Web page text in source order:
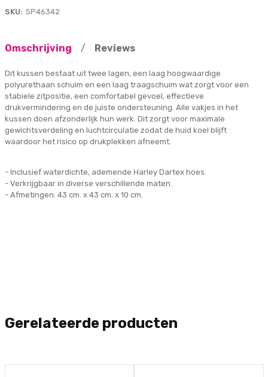
SKU: SP46342
Omschrijving / Reviews
Dit kussen bestaat uit twee lagen, een laag hoogwaardige
polyurethaan schuim en een laag traagschuim wat zorgt voor een
stabiele zitpositie, een comfortabel gevoel, effectieve
drukvermindering en de juiste ondersteuning. Alle vakjes in het
kussen doen afzonderlijk hun werk. Dit zorgt voor maximale
gewichtsverdeling en luchtcirculatie zodat de huid koel blijft
waardoor het risico op drukplekken afneemt.
- Inclusief waterdichte, ademende Harley Dartex hoes.
- Verkrijgbaar in diverse verschillende maten.
- Afmetingen: 43 cm. x 43 cm. x 10 cm.
Gerelateerde producten